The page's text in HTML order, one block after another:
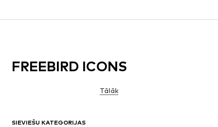
SIEVIEŠU KATEGORIJAS
FREEBIRD ICONS
Tālāk